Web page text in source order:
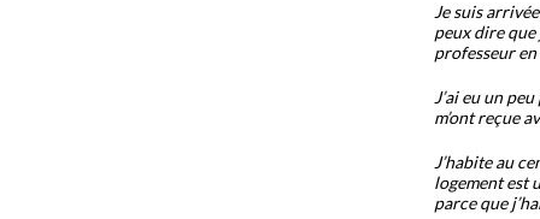
Je suis
peux dire que
professeur
J’ai eu un
m’ont reçue
J’habite au
logement est
parce que